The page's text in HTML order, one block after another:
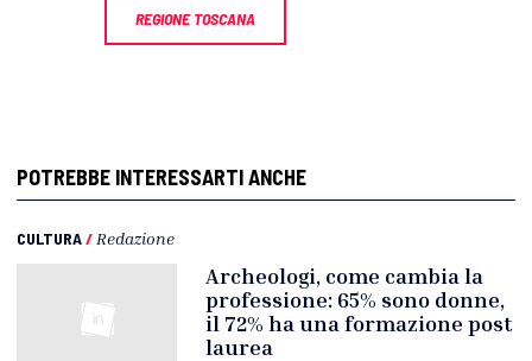
REGIONE TOSCANA
POTREBBE INTERESSARTI ANCHE
CULTURA/ Redazione
Archeologi, come cambia la
professione: 65% sono donne,
il 72% ha una formazione post
laurea